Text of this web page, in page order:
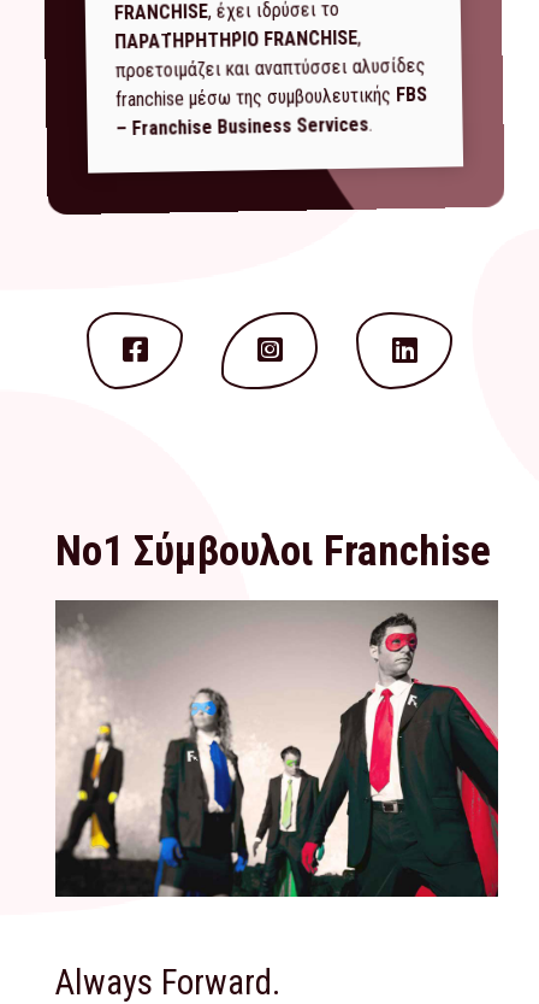
FRANCHISE, έχει ιδρύσει το
ΠΑΡΑΤΗΡΗΤΗΡΙΟ FRANCHISE,
προετοιμάζει και αναπτύσσει αλυσίδες
franchise μέσω της συμβουλευτικής FBS
– Franchise Business Services.
Νο1 Σύμβουλοι Franchise
Always Forward.